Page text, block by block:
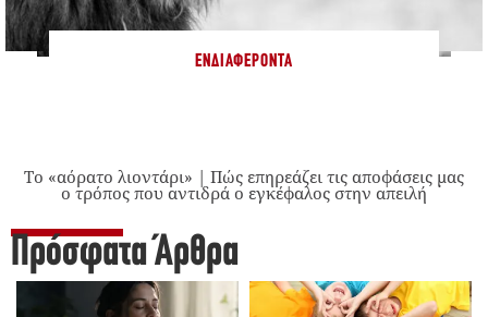
ΕΝΔΙΑΦΈΡΟΝΤΑ
Το «αόρατο λιοντάρι» | Πώς επηρεάζει τις αποφάσεις μας
ο τρόπος που αντιδρά ο εγκέφαλος στην απειλή
Πρόσφατα Άρθρα